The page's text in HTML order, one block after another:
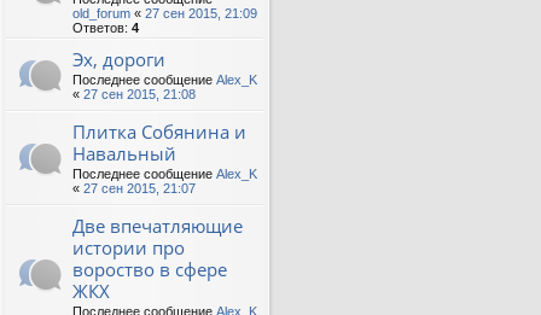
old_forum « 27 сен 2015, 21:09
Ответов: 4
Эх, дороги
Последнее сообщение Alex_K
« 27 сен 2015, 21:08
Плитка Собянина и
Навальный
Последнее сообщение Alex_K
« 27 сен 2015, 21:07
Две впечатляющие
истории про
вороство в сфере
ЖКХ
Последнее сообщение Alex_K